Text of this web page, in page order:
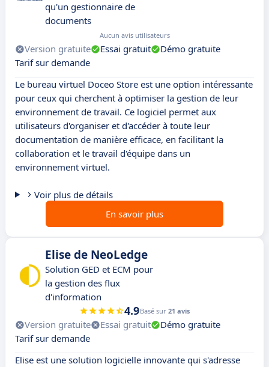
qu'un gestionnaire de
documents
Aucun avis utilisateurs
Version gratuite Essai gratuit
Démo gratuite
Tarif sur demande
Le bureau virtuel Doceo Store est une option intéressante
pour ceux qui cherchent à optimiser la gestion de leur
environnement de travail. Ce logiciel permet aux
utilisateurs d'organiser et d'accéder à toute leur
documentation de manière efficace, en facilitant la
collaboration et le travail d'équipe dans un
environnement virtuel.
Voir plus de détails
En savoir plus
Elise de NeoLedge
Solution GED et ECM pour
la gestion des flux
d'information
4.9Basé sur 21 avis
Version gratuite Essai gratuit
Démo gratuite
Tarif sur demande
Elise est une solution logicielle innovante qui s'adresse